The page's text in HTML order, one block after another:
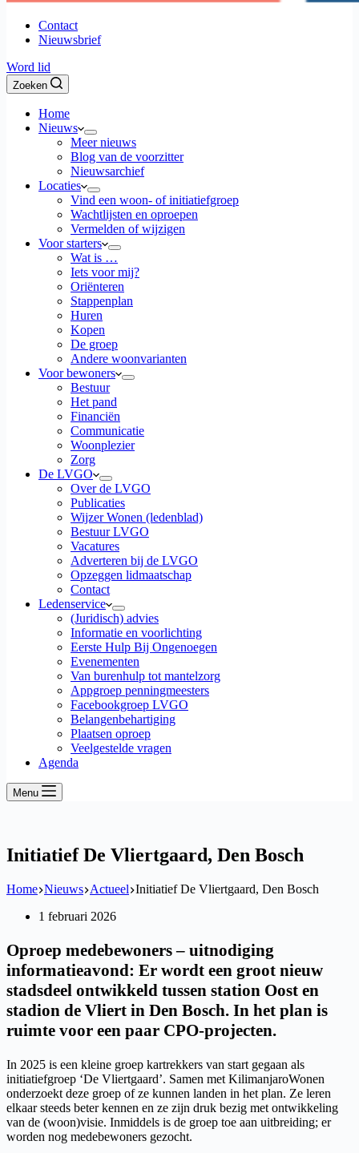
Contact
Nieuwsbrief
Word lid
Zoeken
Home
Nieuws
Meer nieuws
Blog van de voorzitter
Nieuwsarchief
Locaties
Vind een woon- of initiatiefgroep
Wachtlijsten en oproepen
Vermelden of wijzigen
Voor starters
Wat is …
Iets voor mij?
Oriënteren
Stappenplan
Huren
Kopen
De groep
Andere woonvarianten
Voor bewoners
Bestuur
Het pand
Financiën
Communicatie
Woonplezier
Zorg
De LVGO
Over de LVGO
Publicaties
Wijzer Wonen (ledenblad)
Bestuur LVGO
Vacatures
Adverteren bij de LVGO
Opzeggen lidmaatschap
Contact
Ledenservice
(Juridisch) advies
Informatie en voorlichting
Eerste Hulp Bij Ongenoegen
Evenementen
Van burenhulp tot mantelzorg
Appgroep penningmeesters
Facebookgroep LVGO
Belangenbehartiging
Plaatsen oproep
Veelgestelde vragen
Agenda
Menu
Initiatief De Vliertgaard, Den Bosch
Home Nieuws Actueel Initiatief De Vliertgaard, Den Bosch
1 februari 2026
Oproep medebewoners – uitnodiging
informatieavond: Er wordt een groot nieuw
stadsdeel ontwikkeld tussen station Oost en
stadion de Vliert in Den Bosch. In het plan is
ruimte voor een paar CPO-projecten.
In 2025 is een kleine groep kartrekkers van start gegaan als
initiatiefgroep ‘De Vliertgaard’. Samen met KilimanjaroWonen
onderzoekt deze groep of ze kunnen landen in het plan. Ze leren
elkaar steeds beter kennen en ze zijn druk bezig met ontwikkeling
van de (woon)visie. Inmiddels is de groep toe aan uitbreiding; er
worden nog medebewoners gezocht.